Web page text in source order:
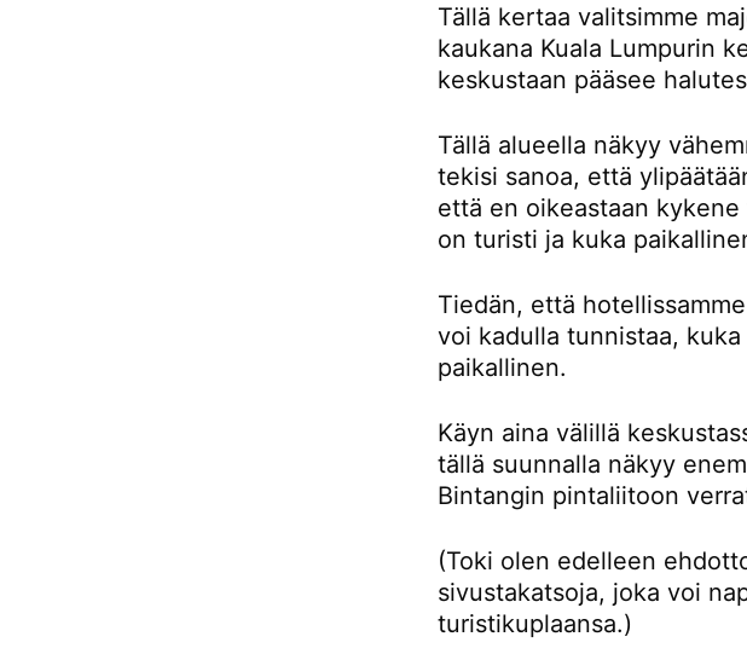
Tällä kertaa valitsimme
kaukana Kuala Lumpurin
keskustaan pääsee
Tällä alueella näkyy
tekisi sanoa, että
että en oikeastaan
on turisti ja kuka
Tiedän, että
voi kadulla tunnistaa,
paikallinen.
Käyn aina välillä
tällä suunnalla näkyy
Bintangin pintaliitoon
(Toki olen edelleen
sivustakatsoja, joka voi
turistikuplaansa.)